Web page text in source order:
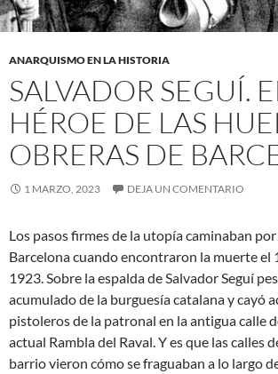
ANARQUISMO EN LA HISTORIA
SALVADOR SEGUÍ.
HÉROE DE LAS
OBRERAS DE
1 MARZO, 2023 DEJA UN COMENTARIO
Los pasos firmes de la utopía caminaban por
Barcelona cuando encontraron la muerte el
1923. Sobre la espalda de Salvador Seguí
acumulado de la burguesía catalana y cayó
pistoleros de la patronal en la antigua calle
actual Rambla del Raval. Y es que las calles
barrio vieron cómo se fraguaban a lo largo